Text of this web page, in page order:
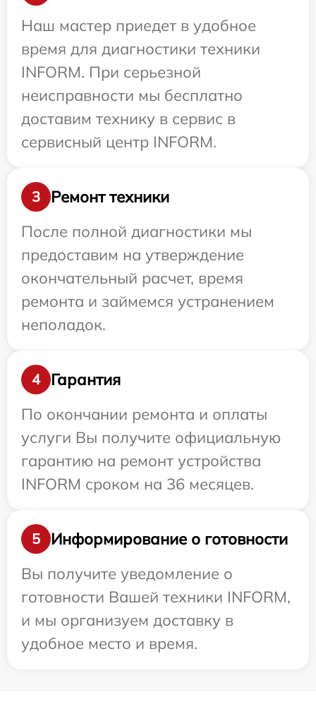
Наш мастер приедет в удобное
время для диагностики техники
INFORM. При серьезной
неисправности мы бесплатно
доставим технику в сервис в
сервисный центр INFORM.
3
Ремонт техники
После полной диагностики мы
предоставим на утверждение
окончательный расчет, время
ремонта и займемся устранением
неполадок.
4
Гарантия
По окончании ремонта и оплаты
услуги Вы получите официальную
гарантию на ремонт устройства
INFORM сроком на 36 месяцев.
5
Информирование о готовности
Вы получите уведомление о
готовности Вашей техники INFORM,
и мы организуем доставку в
удобное место и время.